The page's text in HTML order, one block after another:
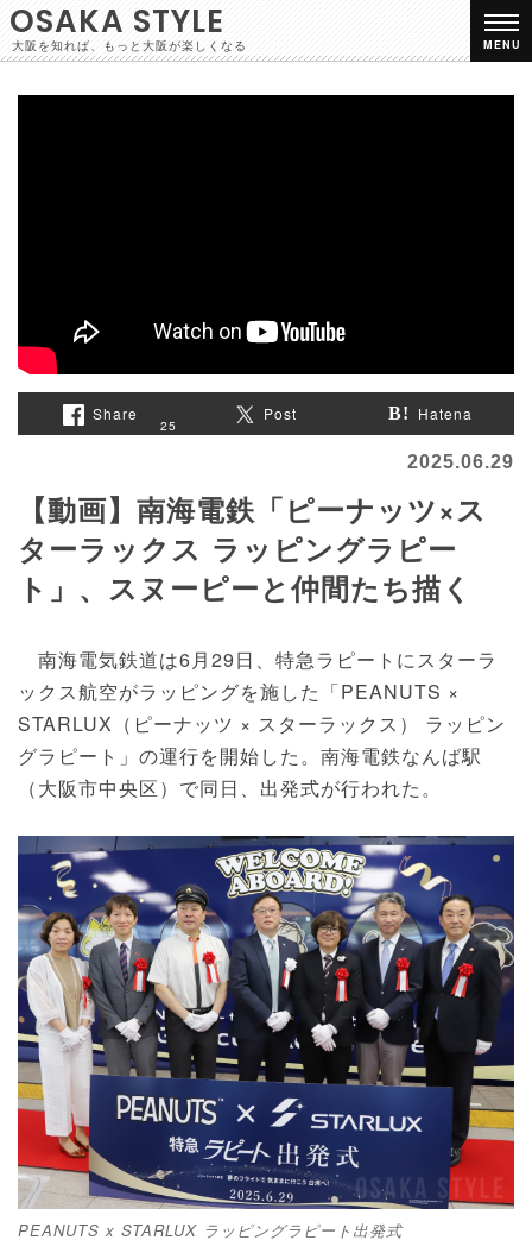
OSAKA STYLE
大阪を知れば、もっと大阪が楽しくなる MENU
Share
25
Post Hatena
2025.06.29
【動画】南海電鉄「ピーナッツ×ス
ターラックス ラッピングラピー
ト」、スヌーピーと仲間たち描く
南海電気鉄道は6月29日、特急ラピートにスターラ
ックス航空がラッピングを施した「PEANUTS ×
STARLUX（ピーナッツ × スターラックス） ラッピン
グラピート」の運行を開始した。南海電鉄なんば駅
（大阪市中央区）で同日、出発式が行われた。
PEANUTS x STARLUX ラッピングラピート出発式